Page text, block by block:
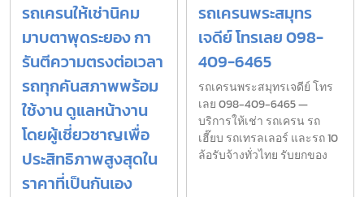
รถเครนให้เช่านิคม
มาบตาพุดระยอง กา
รันตีความตรงต่อเวลา
รถทุกคันสภาพพร้อม
ใช้งาน ดูแลหน้างาน
โดยผู้เชี่ยวชาญเพื่อ
ประสิทธิภาพสูงสุดใน
ราคาที่เป็นกันเอง
รถเครนพระสมุทร
เจดีย์ โทรเลย 098-
409-6465
รถเครนพระสมุทรเจดีย์ โทร
เลย 098-409-6465 —
บริการให้เช่า รถเครน รถ
เฮี๊ยบ รถเทรลเลอร์ และรถ 10
ล้อรับจ้างทั่วไทย รับยกของ